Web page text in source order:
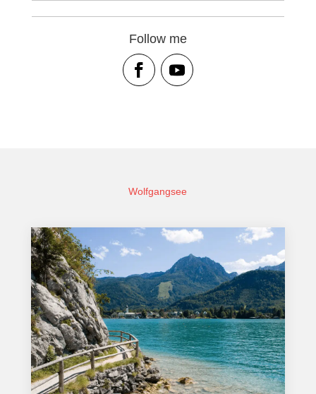
Follow me
Wolfgangsee